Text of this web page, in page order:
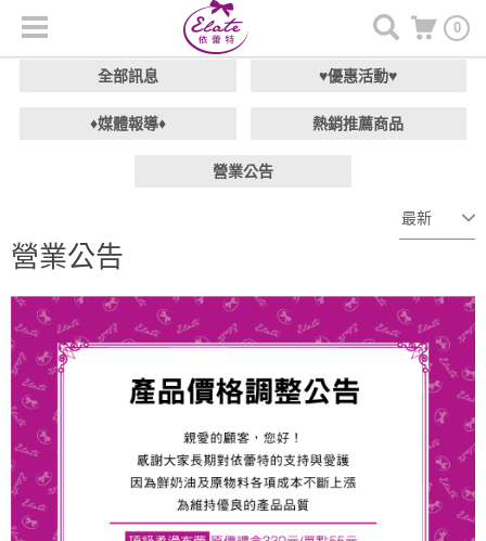
0
全部訊息 ♥優惠活動♥
♦媒體報導♦ 熱銷推薦商品
營業公告
營業公告